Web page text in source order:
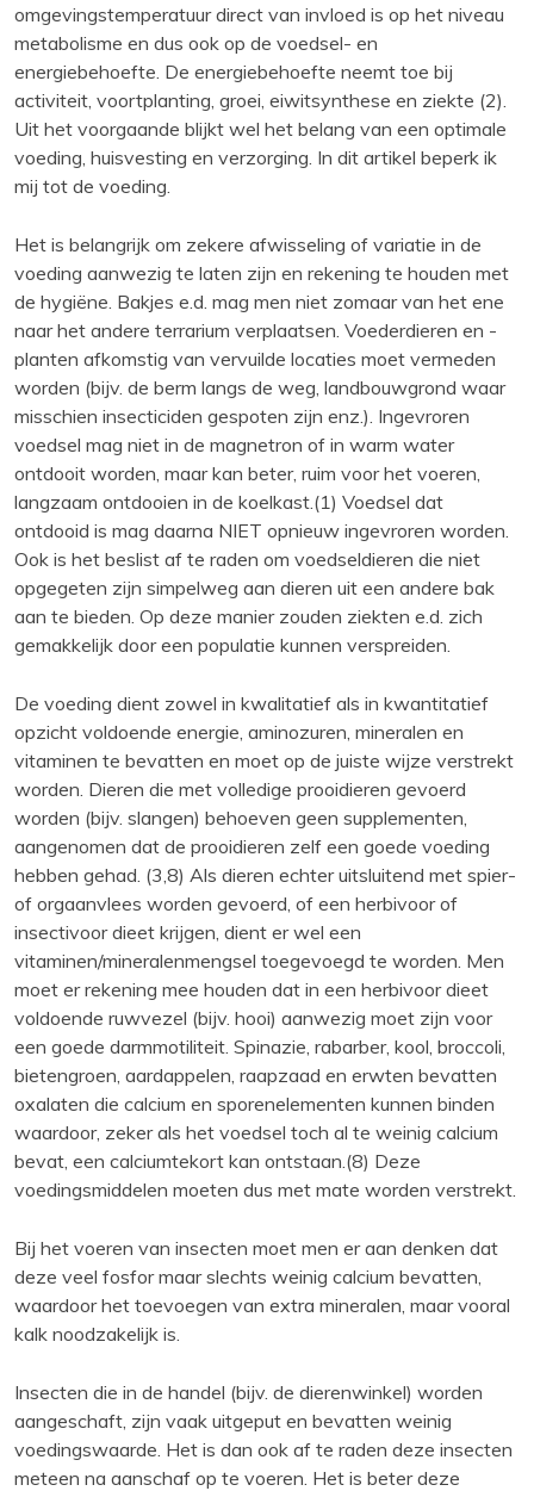
omgevingstemperatuur direct van invloed is op het niveau
metabolisme en dus ook op de voedsel- en
energiebehoefte. De energiebehoefte neemt toe bij
activiteit, voortplanting, groei, eiwitsynthese en ziekte (2).
Uit het voorgaande blijkt wel het belang van een optimale
voeding, huisvesting en verzorging. In dit artikel beperk ik
mij tot de voeding.
Het is belangrijk om zekere afwisseling of variatie in de
voeding aanwezig te laten zijn en rekening te houden met
de hygiëne. Bakjes e.d. mag men niet zomaar van het ene
naar het andere terrarium verplaatsen. Voederdieren en -
planten afkomstig van vervuilde locaties moet vermeden
worden (bijv. de berm langs de weg, landbouwgrond waar
misschien insecticiden gespoten zijn enz.). Ingevroren
voedsel mag niet in de magnetron of in warm water
ontdooit worden, maar kan beter, ruim voor het voeren,
langzaam ontdooien in de koelkast.(1) Voedsel dat
ontdooid is mag daarna NIET opnieuw ingevroren worden.
Ook is het beslist af te raden om voedseldieren die niet
opgegeten zijn simpelweg aan dieren uit een andere bak
aan te bieden. Op deze manier zouden ziekten e.d. zich
gemakkelijk door een populatie kunnen verspreiden.
De voeding dient zowel in kwalitatief als in kwantitatief
opzicht voldoende energie, aminozuren, mineralen en
vitaminen te bevatten en moet op de juiste wijze verstrekt
worden. Dieren die met volledige prooidieren gevoerd
worden (bijv. slangen) behoeven geen supplementen,
aangenomen dat de prooidieren zelf een goede voeding
hebben gehad. (3,8) Als dieren echter uitsluitend met spier-
of orgaanvlees worden gevoerd, of een herbivoor of
insectivoor dieet krijgen, dient er wel een
vitaminen/mineralenmengsel toegevoegd te worden. Men
moet er rekening mee houden dat in een herbivoor dieet
voldoende ruwvezel (bijv. hooi) aanwezig moet zijn voor
een goede darmmotiliteit. Spinazie, rabarber, kool, broccoli,
bietengroen, aardappelen, raapzaad en erwten bevatten
oxalaten die calcium en sporenelementen kunnen binden
waardoor, zeker als het voedsel toch al te weinig calcium
bevat, een calciumtekort kan ontstaan.(8) Deze
voedingsmiddelen moeten dus met mate worden verstrekt.
Bij het voeren van insecten moet men er aan denken dat
deze veel fosfor maar slechts weinig calcium bevatten,
waardoor het toevoegen van extra mineralen, maar vooral
kalk noodzakelijk is.
Insecten die in de handel (bijv. de dierenwinkel) worden
aangeschaft, zijn vaak uitgeput en bevatten weinig
voedingswaarde. Het is dan ook af te raden deze insecten
meteen na aanschaf op te voeren. Het is beter deze